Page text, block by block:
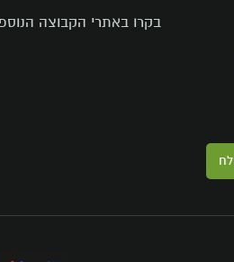
בקרו באתרי הקבוצה